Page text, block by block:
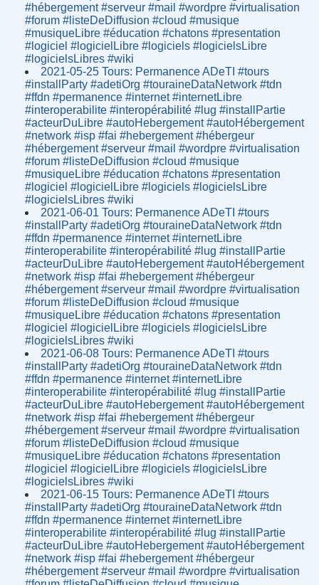
#hébergement #serveur #mail #wordpre #virtualisation
#forum #listeDeDiffusion #cloud #musique
#musiqueLibre #éducation #chatons #presentation
#logiciel #logicielLibre #logiciels #logicielsLibre
#logicielsLibres #wiki
2021-05-25 Tours: Permanence ADeTI #tours
#installParty #adetiOrg #touraineDataNetwork #tdn
#ffdn #permanence #internet #internetLibre
#interoperabilite #interopérabilité #lug #installPartie
#acteurDuLibre #autoHebergement #autoHébergement
#network #isp #fai #hebergement #hébergeur
#hébergement #serveur #mail #wordpre #virtualisation
#forum #listeDeDiffusion #cloud #musique
#musiqueLibre #éducation #chatons #presentation
#logiciel #logicielLibre #logiciels #logicielsLibre
#logicielsLibres #wiki
2021-06-01 Tours: Permanence ADeTI #tours
#installParty #adetiOrg #touraineDataNetwork #tdn
#ffdn #permanence #internet #internetLibre
#interoperabilite #interopérabilité #lug #installPartie
#acteurDuLibre #autoHebergement #autoHébergement
#network #isp #fai #hebergement #hébergeur
#hébergement #serveur #mail #wordpre #virtualisation
#forum #listeDeDiffusion #cloud #musique
#musiqueLibre #éducation #chatons #presentation
#logiciel #logicielLibre #logiciels #logicielsLibre
#logicielsLibres #wiki
2021-06-08 Tours: Permanence ADeTI #tours
#installParty #adetiOrg #touraineDataNetwork #tdn
#ffdn #permanence #internet #internetLibre
#interoperabilite #interopérabilité #lug #installPartie
#acteurDuLibre #autoHebergement #autoHébergement
#network #isp #fai #hebergement #hébergeur
#hébergement #serveur #mail #wordpre #virtualisation
#forum #listeDeDiffusion #cloud #musique
#musiqueLibre #éducation #chatons #presentation
#logiciel #logicielLibre #logiciels #logicielsLibre
#logicielsLibres #wiki
2021-06-15 Tours: Permanence ADeTI #tours
#installParty #adetiOrg #touraineDataNetwork #tdn
#ffdn #permanence #internet #internetLibre
#interoperabilite #interopérabilité #lug #installPartie
#acteurDuLibre #autoHebergement #autoHébergement
#network #isp #fai #hebergement #hébergeur
#hébergement #serveur #mail #wordpre #virtualisation